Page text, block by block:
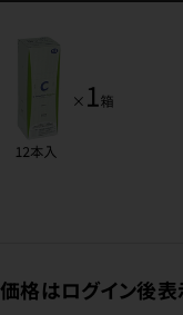
価格はログイン後表